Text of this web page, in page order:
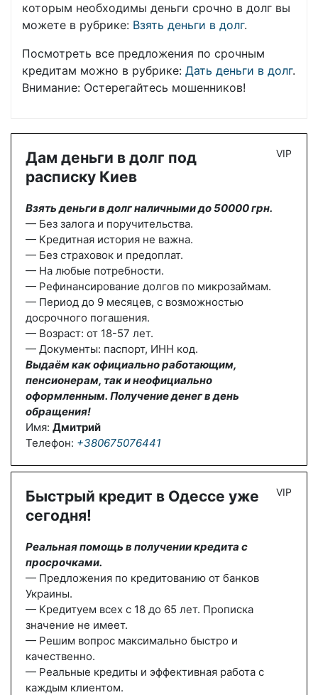
которым необходимы деньги срочно в долг вы
можете в рубрике: Взять деньги в долг.
Посмотреть все предложения по срочным
кредитам можно в рубрике: Дать деньги в долг.
Внимание: Остерегайтесь мошенников!
Дам деньги в долг под
расписку Киев
Взять деньги в долг наличными до 50000 грн.
— Без залога и поручительства.
— Кредитная история не важна.
— Без страховок и предоплат.
— На любые потребности.
— Рефинансирование долгов по микрозаймам.
— Период до 9 месяцев, с возможностью
досрочного погашения.
— Возраст: от 18-57 лет.
— Документы: паспорт, ИНН код.
Выдаём как официально работающим,
пенсионерам, так и неофициально
оформленным. Получение денег в день
обращения!
Имя: Дмитрий
Телефон: +380675076441
VIP
Быстрый кредит в Одессе уже
сегодня!
Реальная помощь в получении кредита с
просрочками.
— Предложения по кредитованию от банков
Украины.
— Кредитуем всех с 18 до 65 лет. Прописка
значение не имеет.
— Решим вопрос максимально быстро и
качественно.
— Реальные кредиты и эффективная работа с
каждым клиентом.
VIP